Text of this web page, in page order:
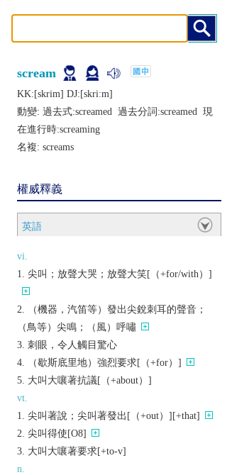
scream
KK:[skrim] DJ:[skriːm]
動變: 過去式:screamed 過去分詞:screamed 現
在進行時:screaming
名複: screams
權威釋義
英語
vi.
尖叫；放聲大哭；放聲大笑[（+for/with）]
（機器，汽笛等）發出尖銳刺耳的聲音；
（鳥等）尖鳴；（風）呼嘯
刺眼，令人觸目驚心
（歇斯底里地）強烈要求[（+for）]
大叫大嚷著抗議[（+about）]
vt.
尖叫著說；尖叫著發出[（+out）][+that]
尖叫得使[O8]
大叫大嚷著要求[+to-v]
n.